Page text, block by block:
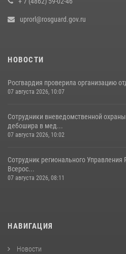
uprorl@rosguard.gov.ru
НОВОСТИ
Росгвардия проверила организацию
07 августа 2026, 10:07
Сотрудники вневедомственной
дебошира в мед...
07 августа 2026, 10:02
Сотрудник регионального Управления
Всерос...
07 августа 2026, 08:11
НАВИГАЦИЯ
Новости